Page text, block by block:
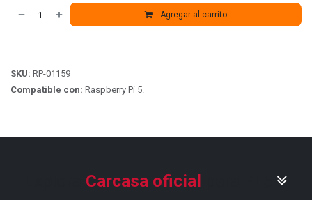
Agregar al carrito
SKU: RP-01159
Compatible con: Raspberry Pi 5.
Carcasa oficial